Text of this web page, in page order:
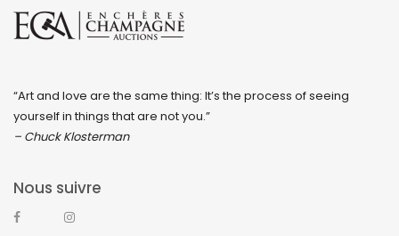
“Art and love are the same thing: It’s the process of seeing
yourself in things that are not you.”
– Chuck Klosterman
Nous suivre